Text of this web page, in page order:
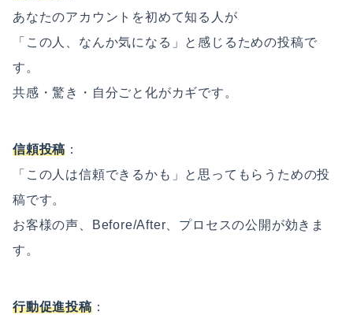
あなたのアカウントを初めて知る人が
「この人、なんか気になる」と感じるための投稿で
す。
共感・驚き・自分ごと化がカギです。
信頼投稿 ：
「この人は信頼できるかも」と思ってもらうための投
稿です。
お客様の声、Before/After、プロセスの公開が効きま
す。
行動促進投稿：